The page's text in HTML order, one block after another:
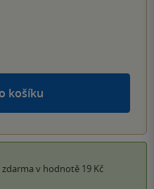
košíku
v hodnotě 19 Kč